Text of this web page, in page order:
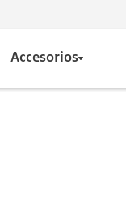
Accesorios